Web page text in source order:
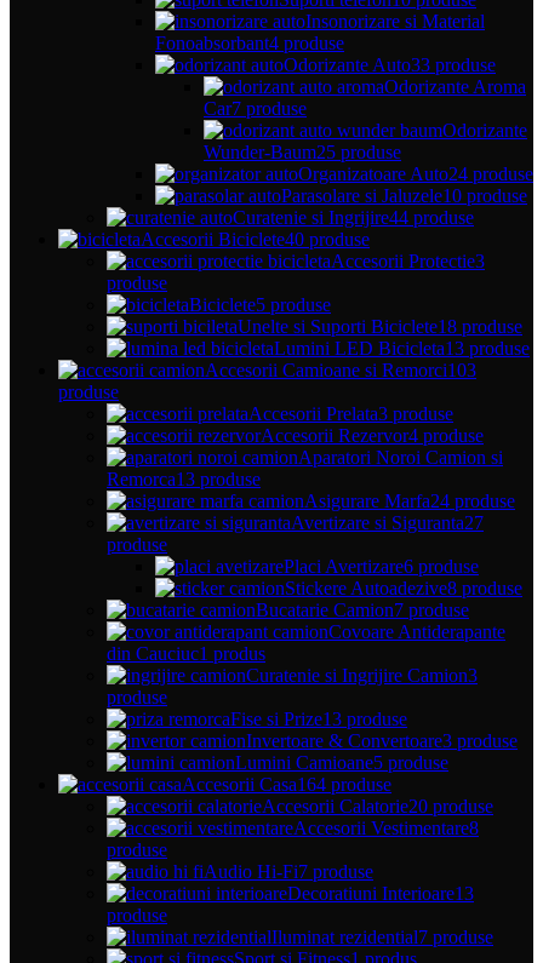
Insonorizare si Material
Fonoabsorbant4 produse
Odorizante Auto33 produse
Odorizante Aroma
Car7 produse
Odorizante
Wunder-Baum25 produse
Organizatoare Auto24 produse
Parasolare si Jaluzele10 produse
Curatenie si Ingrijire44 produse
Accesorii Biciclete40 produse
Accesorii Protectie3
produse
Biciclete5 produse
Unelte si Suporti Biciclete18 produse
Lumini LED Bicicleta13 produse
Accesorii Camioane si Remorci103
produse
Accesorii Prelata3 produse
Accesorii Rezervor4 produse
Aparatori Noroi Camion si
Remorca13 produse
Asigurare Marfa24 produse
Avertizare si Siguranta27
produse
Placi Avertizare6 produse
Stickere Autoadezive8 produse
Bucatarie Camion7 produse
Covoare Antiderapante
din Cauciuc1 produs
Curatenie si Ingrijire Camion3
produse
Fise si Prize13 produse
Invertoare & Convertoare3 produse
Lumini Camioane5 produse
Accesorii Casa164 produse
Accesorii Calatorie20 produse
Accesorii Vestimentare8
produse
Audio Hi-Fi7 produse
Decoratiuni Interioare13
produse
Iluminat rezidential7 produse
Sport si Fitness1 produs